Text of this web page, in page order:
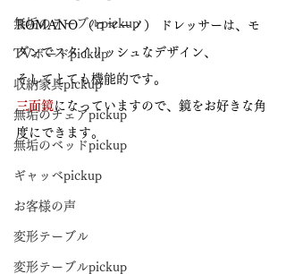
無垢のテーブルpickup
TVボードpickup
収納家具pickup
無垢のチェアpickup
無垢のベッドpickup
ギャッベpickup
お客様の声
変形テーブル
変形テーブルpickup
ROMANO （ロマーノ） ドレッサーは、モ
ダンでスタイリッシュなデザイン、
そしてとても機能的です。
三面鏡になっていますので、鏡をお好きな角
度にできます。